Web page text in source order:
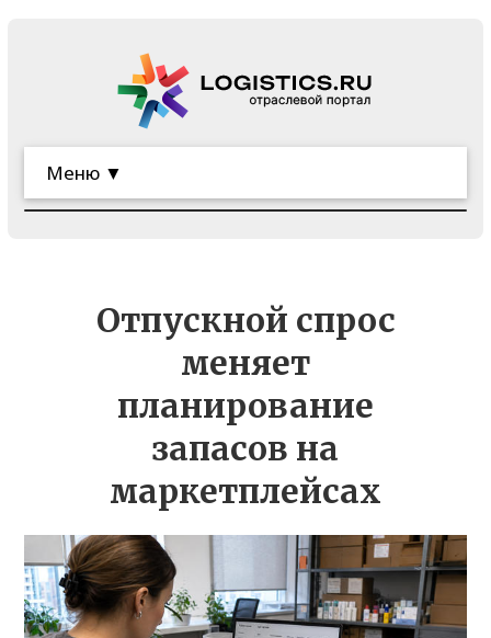
Меню ▼
Отпускной спрос
меняет
планирование
запасов на
маркетплейсах